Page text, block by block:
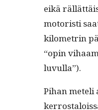
eikä
motoristi
kilo­metrin
“opin
luvulla”).
Pihan meteli